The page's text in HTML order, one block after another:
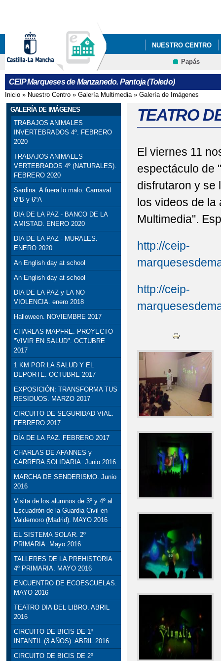
NUESTRO CENTRO
NUESTROS
Papás
CEIP Marqueses de Manzanedo. Pantoja (Toledo)
Se encuentra usted aquí
Inicio » Nuestro Centro » Galería Multimedia» Galería de Imágenes
GALERÍA DE IMÁGENES
TRABAJOS ANIMALES
INVERTEBRADOS 4º. FEBRERO
2020
TRABAJOS ANIMALES
VERTEBRADOS 4º (NATURALES).
FEBRERO 2020
Sardina. A fuera lo malo. Carnaval
6ºB y 6ºA
DIA DE LA PAZ - BANCO DE LA
AMISTAD. ENERO 2020
DIA DE LA PAZ - MURALES.
ENERO 2020
An English day at school
An English day at school
DIA DE LA PAZ y LA NO
VIOLENCIA. enero 2018
Halloween. NOVIEMBRE 2017
CHARLAS MAPFRE. PROYECTO
"VIVIR EN SALUD". OCTUBRE
2017
1 KM POR LA SALUD Y EL
DEPORTE. OCTUBRE 2017
EXPOSICIÓN: TRANSFORMA TUS
RESIDUOS. MARZO 2017
CIRCUITO DE SEGURIDAD VIAL.
FEBRERO 2017
DÍA DE LA PAZ. FEBRERO 2017
CHARLAS DE AFANNES y
CARRERA SOLIDARIA. Junio 2016
MARCHA DE SENDERISMO. Junio
2016
Visita de los alumnos de 3º y 4º al
Escuadrón de la Guardia Civil en
Valdemoro (Madrid). MAYO 2016
EL SISTEMA SOLAR. 2º
PRIMARIA. Mayo 2016
TALLERES DE LA PREHISTORIA
4º PRIMARIA. MAYO 2016
ENCUENTRO DE ECOESCUELAS.
MAYO 2016
TEATRO DIA DEL LIBRO. ABRIL
2016
CIRCUITO DE BICIS DE 1º
INFANTIL (3 AÑOS). ABRIL 2016
CIRCUITO DE BICIS DE 2º
TEATRO
El viernes 11
espectáculo de
disfrutaron y se
los videos de
Multimedia".
http://ceip-
http://ceip-